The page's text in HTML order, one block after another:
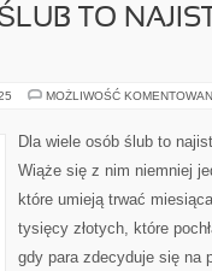
TO
MOŻLIWOŚĆ
Dla wiele osób ślub to
Wiąże się z nim niemniej
które umieją trwać
tysięcy złotych, które
gdy para zdecyduje się na